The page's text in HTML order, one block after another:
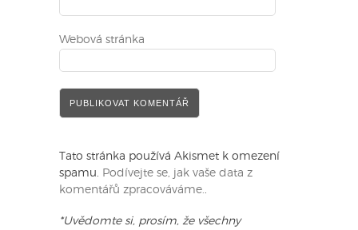
Webová stránka
Tato stránka používá Akismet k omezení
spamu.
Podívejte se, jak vaše data z
komentářů zpracováváme.
*Uvědomte si, prosím, že všechny